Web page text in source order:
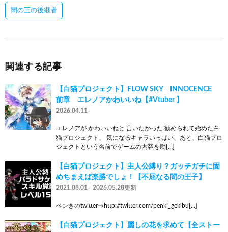
闇の王の後継者
関連する記事
【白猫プロジェクト】FLOW SKY INNOCENCE
前章 エレノアかわいいね【#Vtuber 】
2026.04.11
エレノアが かわいいねと 言いたかった 勧められて始めた白
猫プロジェクト、 気になるキャラいっぱい、あと、白猫プロ
ジェクトという名前でゲームの内容を勘[…]
【白猫プロジェクト】主人公縛り？ガッチガチに固
めちまえば楽勝でしょ！【不屈なる闇の王子】
2021.08.01 2026.05.28更新
ペンきのtwitter→http://twitter.com/penki_gekibu[…]
【白猫プロジェクト】麗しの花を求めて【全ストー